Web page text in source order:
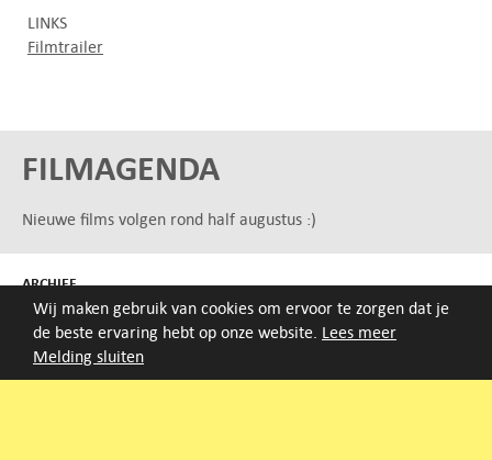
Melding sluiten
Wij maken gebruik van cookies om ervoor te zorgen dat je
de beste ervaring hebt op onze website. Lees meer
LINKS
Filmtrailer
FILMAGENDA
Nieuwe films volgen rond half augustus :)
ARCHIEF
Druk op de beginletter van de titel of zoek op titel, regisseur
of jaar van eerste vertoning.
A B C D E F G H I J K L M N O P Q R S T U V W X Y Z